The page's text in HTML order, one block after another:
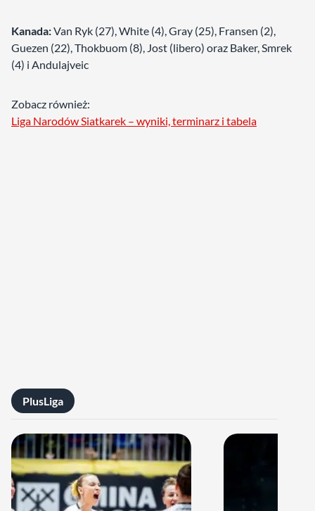
Kanada:Van Ryk (27), White (4), Gray (25), Fransen (2),
Guezen (22), Thokbuom (8), Jost (libero) oraz Baker, Smrek
(4) i Andulajveic
Zobacz również:
Liga Narodów Siatkarek – wyniki, terminarz i tabela
PlusLiga